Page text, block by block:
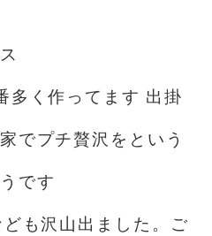
多く作ってます 出掛
でプチ贅沢をという
です
も沢山出ました。ご